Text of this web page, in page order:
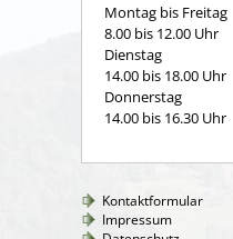
Montag bis Freitag
8.00 bis 12.00 Uhr
Dienstag
14.00 bis 18.00 Uhr
Donnerstag
14.00 bis 16.30 Uhr
Kontaktformular
Impressum